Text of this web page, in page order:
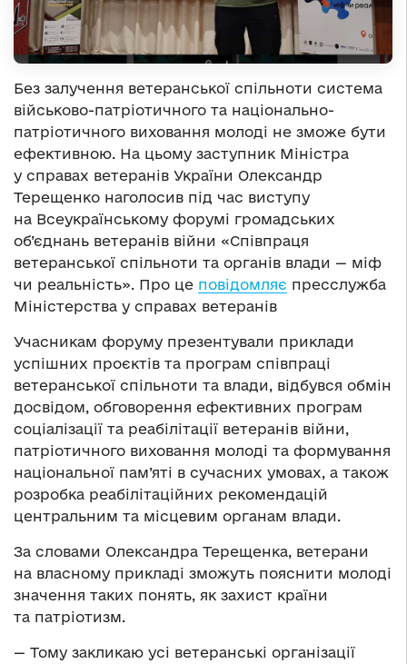
Без залучення ветеранської спільноти система
військово-патріотичного та національно-
патріотичного виховання молоді не зможе бути
ефективною. На цьому заступник Міністра
у справах ветеранів України Олександр
Терещенко наголосив під час виступу
на Всеукраїнському форумі громадських
об’єднань ветеранів війни «Співпраця
ветеранської спільноти та органів влади — міф
чи реальність». Про це повідомляє пресслужба
Міністерства у справах ветеранів
Учасникам форуму презентували приклади
успішних проєктів та програм співпраці
ветеранської спільноти та влади, відбувся обмін
досвідом, обговорення ефективних програм
соціалізації та реабілітації ветеранів війни,
патріотичного виховання молоді та формування
національної пам’яті в сучасних умовах, а також
розробка реабілітаційних рекомендацій
центральним та місцевим органам влади.
За словами Олександра Терещенка, ветерани
на власному прикладі зможуть пояснити молоді
значення таких понять, як захист країни
та патріотизм.
— Тому закликаю усі ветеранські організації